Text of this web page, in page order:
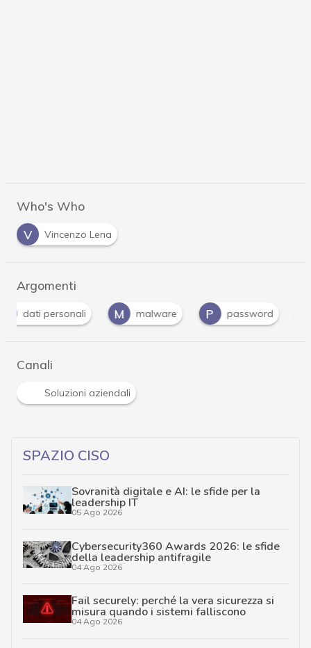
Who's Who
V
Vincenzo Lena
Argomenti
M
malware P password P phishing
Canali
Soluzioni aziendali
SPAZIO CISO
Sovranità digitale e AI: le sfide per la
leadership IT
05 Ago 2026
Cybersecurity360 Awards 2026: le sfide
della leadership antifragile
04 Ago 2026
Fail securely: perché la vera sicurezza si
misura quando i sistemi falliscono
04 Ago 2026